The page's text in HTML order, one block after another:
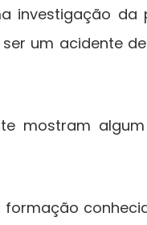
investigação da
um acidente de
mostram
formação